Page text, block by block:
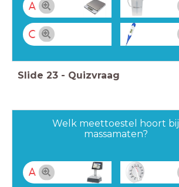
A
C
Slide 23 - Quizvraag
Welk meettoestel hoort bij
massamaten?
A